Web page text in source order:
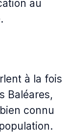
au
à la fois
Baléares,
connu